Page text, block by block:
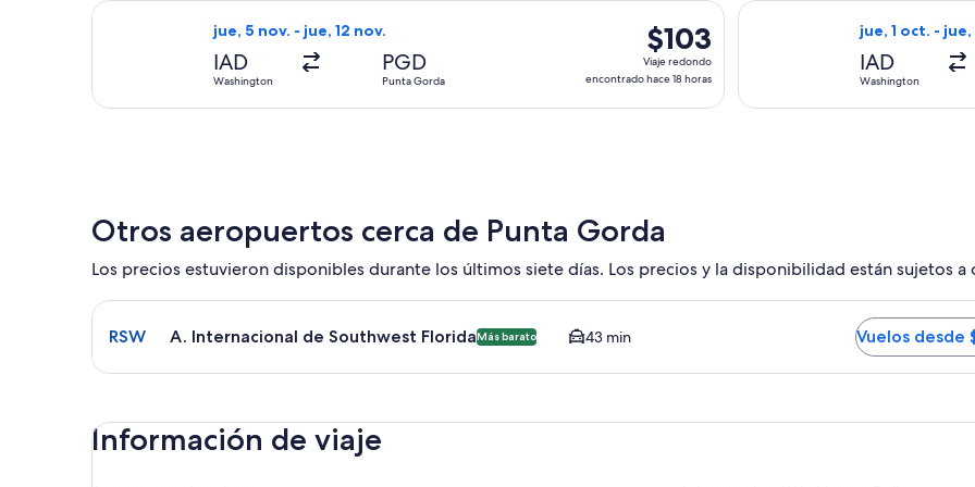
1
día
jue, 5 nov. - jue, 12 nov.
IAD
Washington
PGD
Punta Gorda
$103
Viaje
redondo,
encontrado
$103
Viaje redondo
encontrado hace 18 horas
Seleccionar vuelo de Allegiant Air, con salida el jue, 5 nov. desde Washington hacia Punta
jue, 1 oct. -
IAD
Washington
Seleccionar
Otros aeropuertos cerca de Punta Gorda
Los precios estuvieron disponibles durante los últimos siete días. Los precios y la disponibilidad están sujetos a
Seleccionar vuelo a A. Internacional de Southwest Florida RSW. Opción más barata disponible. El tiempo
RSW A. Internacional de Southwest FloridaMás barato 43 min Vuelos desde
Información de viaje